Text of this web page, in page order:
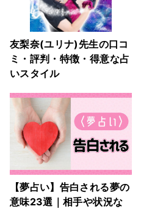
友梨奈(ユリナ)先生の口コ
ミ・評判・特徴・得意な占
いスタイル
【夢占い】告白される夢の
意味23選｜相手や状況な